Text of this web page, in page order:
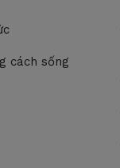
cách sống